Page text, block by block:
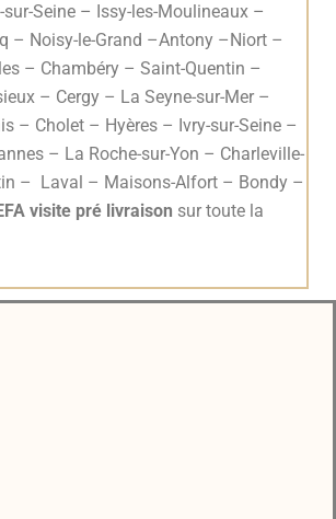
Seine – Issy-les-Moulineaux –
– Noisy-le-Grand –Antony –Niort –
– Chambéry – Saint-Quentin –
– Cergy – La Seyne-sur-Mer –
– Cholet – Hyères – Ivry-sur-Seine –
– La Roche-sur-Yon – Charleville-
– Laval – Maisons-Alfort – Bondy –
visite pré livraison sur toute la